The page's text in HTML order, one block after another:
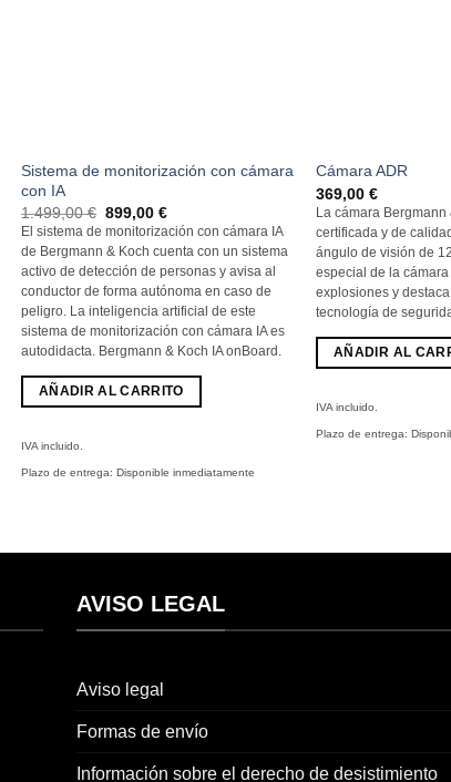
Sistema de monitorización con cámara
con IA
1.499,00€ El
precio
original
era:
1.499,00
€
899,00€El
precio
actual
es
de
899,00
€.
El sistema de monitorización con cámara IA
de Bergmann & Koch cuenta con un sistema
activo de detección de personas y avisa al
conductor de forma autónoma en caso de
peligro. La inteligencia artificial de este
sistema de monitorización con cámara IA es
autodidacta. Bergmann & Koch IA onBoard.
AÑADIR AL CARRITO
IVA incluido.
Plazo de entrega:Disponible inmediatamente
Cámara ADR
369,00€
La cámara Bergmann
certificada y de
ángulo de visión de
especial de la
explosiones y
tecnología de
AÑADIR AL
IVA incluido.
Plazo de entrega:
AVISO LEGAL
Aviso legal
Formas de envío
Información sobre el derecho de desistimiento